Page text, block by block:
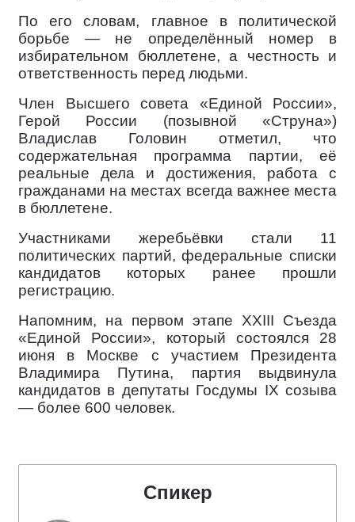
По его словам, главное в политической
борьбе — не определённый номер в
избирательном бюллетене, а честность и
ответственность перед людьми.
Член Высшего совета «Единой России»,
Герой России (позывной «Струна»)
Владислав Головин отметил, что
содержательная программа партии, её
реальные дела и достижения, работа с
гражданами на местах всегда важнее места
в бюллетене.
Участниками жеребьёвки стали 11
политических партий, федеральные списки
кандидатов которых ранее прошли
регистрацию.
Напомним, на первом этапе XXIII Съезда
«Единой России», который состоялся 28
июня в Москве с участием Президента
Владимира Путина, партия выдвинула
кандидатов в депутаты Госдумы IX созыва
— более 600 человек.
Спикер